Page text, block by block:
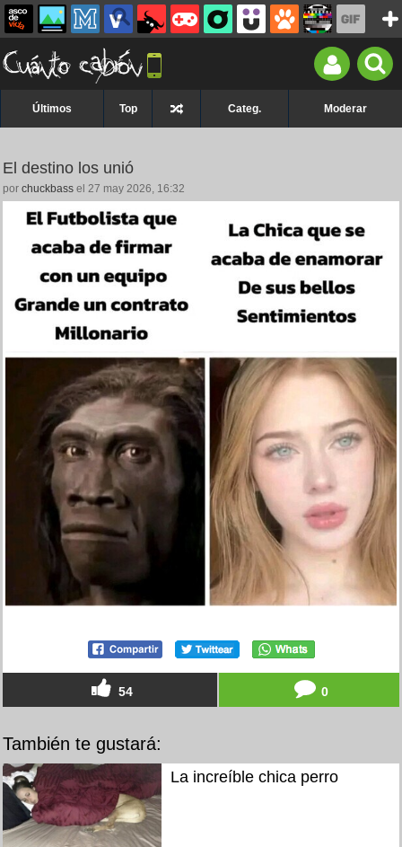
Últimos Top Categ. Moderar
El destino los unió
por chuckbass el 27 may 2026, 16:32
54 0
También te gustará:
La increíble chica perro